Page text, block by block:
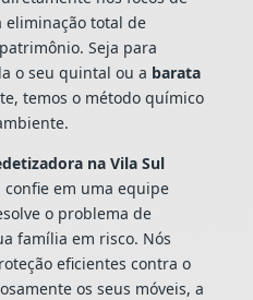
total de
Seja para
o seu quintal ou a barata
temos o método químico
na Vila Sul
confie em uma equipe
o problema de
família em risco. Nós
eficientes contra o
os seus móveis, a